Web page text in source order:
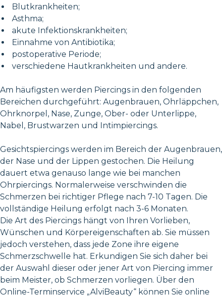
Blutkrankheiten;
Asthma;
akute Infektionskrankheiten;
Einnahme von Antibiotika;
postoperative Periode;
verschiedene Hautkrankheiten und andere.
Am häufigsten werden Piercings in den folgenden
Bereichen durchgeführt: Augenbrauen, Ohrläppchen,
Ohrknorpel, Nase, Zunge, Ober- oder Unterlippe,
Nabel, Brustwarzen und Intimpiercings.
Gesichtspiercings werden im Bereich der Augenbrauen,
der Nase und der Lippen gestochen. Die Heilung
dauert etwa genauso lange wie bei manchen
Ohrpiercings. Normalerweise verschwinden die
Schmerzen bei richtiger Pflege nach 7-10 Tagen. Die
vollständige Heilung erfolgt nach 3-6 Monaten.
Die Art des Piercings hängt von Ihren Vorlieben,
Wünschen und Körpereigenschaften ab. Sie müssen
jedoch verstehen, dass jede Zone ihre eigene
Schmerzschwelle hat. Erkundigen Sie sich daher bei
der Auswahl dieser oder jener Art von Piercing immer
beim Meister, ob Schmerzen vorliegen. Über den
Online-Terminservice „AlviBeauty“ können Sie online